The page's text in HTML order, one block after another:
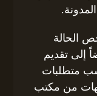
الحالة
إلى تقديم
متطلبات
من مكتب